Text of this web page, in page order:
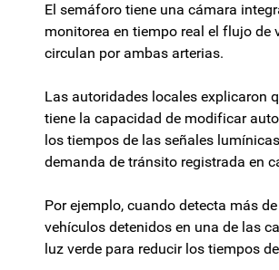
El semáforo tiene una cámara
monitorea en tiempo real el flujo de
circulan por ambas arterias.
Las autoridades locales explicaron
tiene la capacidad de modificar
los tiempos de las señales
demanda de tránsito registrada en
Por ejemplo, cuando detecta más
vehículos detenidos en una de las
luz verde para reducir los tiempos